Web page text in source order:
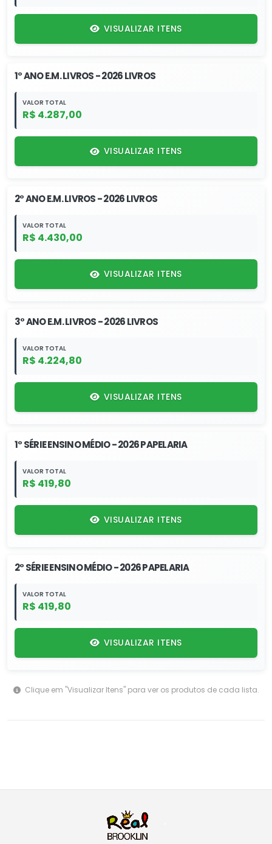
VISUALIZAR ITENS
1° ANO E.M. LIVROS - 2026 LIVROS
VALOR TOTAL
R$ 4.287,00
VISUALIZAR ITENS
2° ANO E.M. LIVROS - 2026 LIVROS
VALOR TOTAL
R$ 4.430,00
VISUALIZAR ITENS
3° ANO E.M. LIVROS - 2026 LIVROS
VALOR TOTAL
R$ 4.224,80
VISUALIZAR ITENS
1° SÉRIE ENSINO MÉDIO - 2026 PAPELARIA
VALOR TOTAL
R$ 419,80
VISUALIZAR ITENS
2° SÉRIE ENSINO MÉDIO - 2026 PAPELARIA
VALOR TOTAL
R$ 419,80
VISUALIZAR ITENS
Clique em "Visualizar Itens" para ver os produtos de cada lista.